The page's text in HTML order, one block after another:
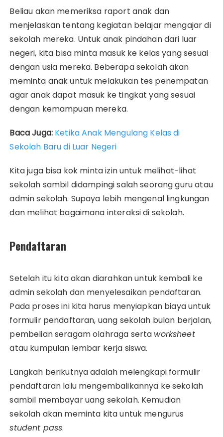
Beliau akan memeriksa raport anak dan
menjelaskan tentang kegiatan belajar mengajar di
sekolah mereka. Untuk anak pindahan dari luar
negeri, kita bisa minta masuk ke kelas yang sesuai
dengan usia mereka. Beberapa sekolah akan
meminta anak untuk melakukan tes penempatan
agar anak dapat masuk ke tingkat yang sesuai
dengan kemampuan mereka.
Baca Juga: Ketika Anak Mengulang Kelas di
Sekolah Baru di Luar Negeri
Kita juga bisa kok minta izin untuk melihat-lihat
sekolah sambil didampingi salah seorang guru atau
admin sekolah. Supaya lebih mengenal lingkungan
dan melihat bagaimana interaksi di sekolah.
Pendaftaran
Setelah itu kita akan diarahkan untuk kembali ke
admin sekolah dan menyelesaikan pendaftaran.
Pada proses ini kita harus menyiapkan biaya untuk
formulir pendaftaran, uang sekolah bulan berjalan,
pembelian seragam olahraga serta worksheet
atau kumpulan lembar kerja siswa.
Langkah berikutnya adalah melengkapi formulir
pendaftaran lalu mengembalikannya ke sekolah
sambil membayar uang sekolah. Kemudian
sekolah akan meminta kita untuk mengurus
student pass.